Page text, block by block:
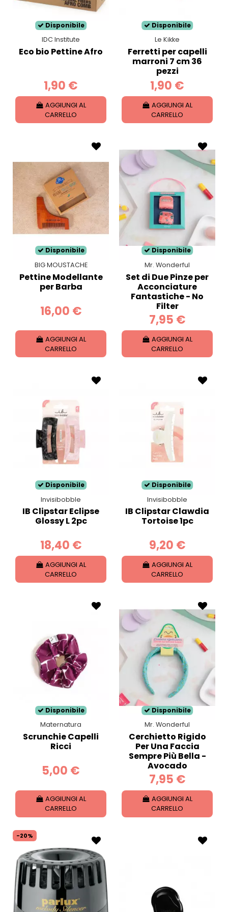
Disponibile
IDC Institute
Eco bio Pettine Afro
1,90 €
AGGIUNGI AL
CARRELLO
Disponibile
Le Kikke
Ferretti per capelli
marroni 7 cm 36
pezzi
1,90 €
AGGIUNGI AL
CARRELLO
Disponibile
BIG MOUSTACHE
Pettine Modellante
per Barba
16,00 €
AGGIUNGI AL
CARRELLO
Disponibile
Mr. Wonderful
Set di Due Pinze per
Acconciature
Fantastiche - No
Filter
7,95 €
AGGIUNGI AL
CARRELLO
Disponibile
Invisibobble
IB Clipstar Eclipse
Glossy L 2pc
18,40 €
AGGIUNGI AL
CARRELLO
Disponibile
Invisibobble
IB Clipstar Clawdia
Tortoise 1pc
9,20 €
AGGIUNGI AL
CARRELLO
Disponibile
Maternatura
Scrunchie Capelli
Ricci
5,00 €
AGGIUNGI AL
CARRELLO
Disponibile
Mr. Wonderful
Cerchietto Rigido
Per Una Faccia
Sempre Più Bella -
Avocado
7,95 €
AGGIUNGI AL
CARRELLO
-20%